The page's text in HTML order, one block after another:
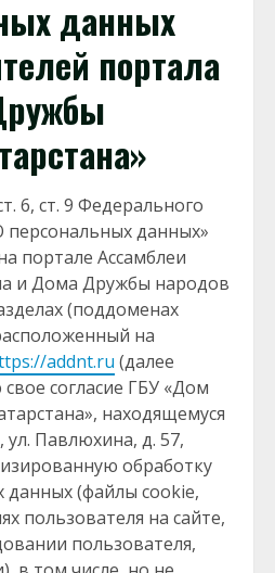
данных
портала
6, ст. 9 Федерального
данных»
портале Ассамблеи
и Дома Дружбы народов
(поддоменах
на
addnt.ru (далее
согласие ГБУ «Дом
находящемуся
ул. Павлюхина, д. 57,
обработку
данных (файлы cookie,
пользователя на сайте,
пользователя,